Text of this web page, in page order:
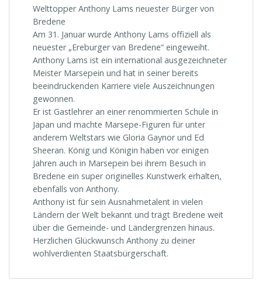
Welttopper Anthony Lams neuester Bürger von
Bredene
Am 31. Januar wurde Anthony Lams offiziell als
neuester „Ereburger van Bredene“ eingeweiht.
Anthony Lams ist ein international ausgezeichneter
Meister Marsepein und hat in seiner bereits
beeindruckenden Karriere viele Auszeichnungen
gewonnen.
Er ist Gastlehrer an einer renommierten Schule in
Japan und machte Marsepe-Figuren für unter
anderem Weltstars wie Gloria Gaynor und Ed
Sheeran. König und Königin haben vor einigen
Jahren auch in Marsepein bei ihrem Besuch in
Bredene ein super originelles Kunstwerk erhalten,
ebenfalls von Anthony.
Anthony ist für sein Ausnahmetalent in vielen
Ländern der Welt bekannt und trägt Bredene weit
über die Gemeinde- und Ländergrenzen hinaus.
Herzlichen Glückwunsch Anthony zu deiner
wohlverdienten Staatsbürgerschaft.